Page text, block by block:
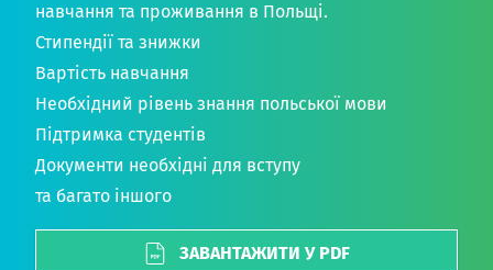
навчання та проживання в Польщі.
Стипендії та знижки
Вартість навчання
Необхідний рівень знання польської мови
Підтримка студентів
Документи необхідні для вступу
та багато іншого
ЗАВАНТАЖИТИ У PDF